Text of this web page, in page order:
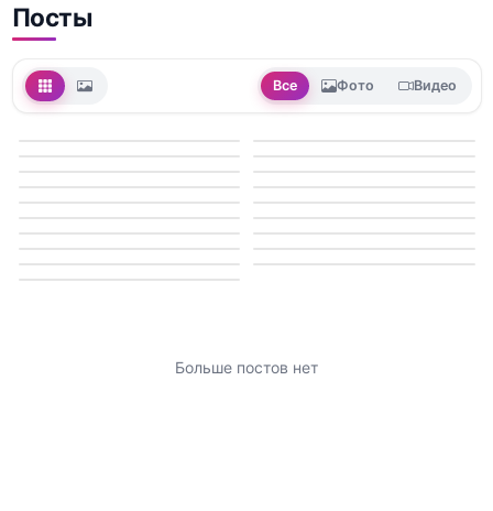
Посты
Все Фото Видео
Больше постов нет